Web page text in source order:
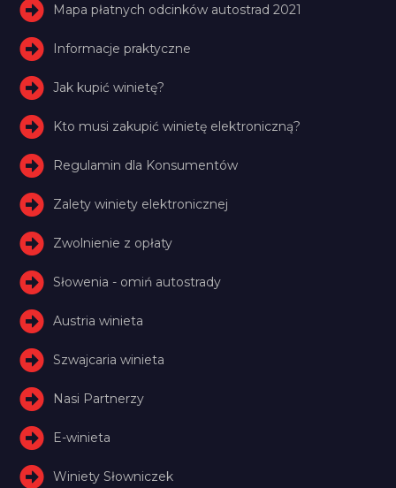
Mapa płatnych odcinków autostrad 2021
Informacje praktyczne
Jak kupić winietę?
Kto musi zakupić winietę elektroniczną?
Regulamin dla Konsumentów
Zalety winiety elektronicznej
Zwolnienie z opłaty
Słowenia - omiń autostrady
Austria winieta
Szwajcaria winieta
Nasi Partnerzy
E-winieta
Winiety Słowniczek